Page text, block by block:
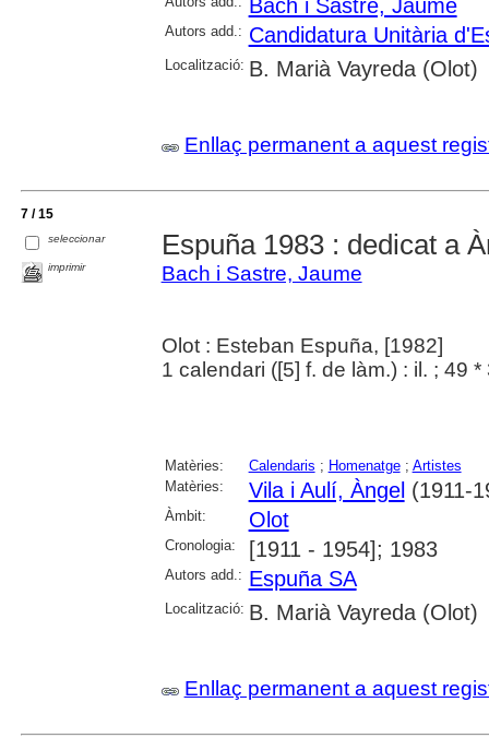
Bach i Sastre, Jaume
Autors add.: Candidatura Unitària
Localització: B. Marià Vayreda (Olot)
Enllaç permanent a aquest
7 / 15
seleccionar
imprimir
Espuña 1983 : dedicat a
Bach i Sastre, Jaume
Olot : Esteban Espuña, [1982]
1 calendari ([5] f. de làm.) : il. ; 49 *
Matèries: Calendaris ; Homenatge; Artistes
Matèries:
Vila i Aulí, Àngel(1911-
Àmbit: Olot
Cronologia: [1911 - 1954]; 1983
Autors add.: Espuña SA
Localització: B. Marià Vayreda (Olot)
Enllaç permanent a aquest